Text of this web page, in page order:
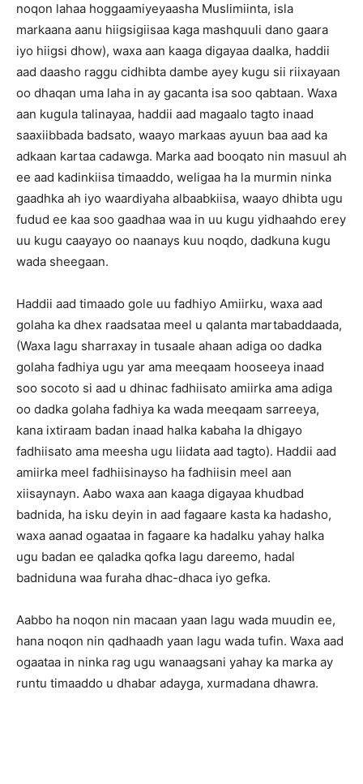
noqon lahaa hoggaamiyeyaasha Muslimiinta, isla
markaana aanu hiigsigiisaa kaga mashquuli dano gaara
iyo hiigsi dhow), waxa aan kaaga digayaa daalka, haddii
aad daasho raggu cidhibta dambe ayey kugu sii riixayaan
oo dhaqan uma laha in ay gacanta isa soo qabtaan. Waxa
aan kugula talinayaa, haddii aad magaalo tagto inaad
saaxiibbada badsato, waayo markaas ayuun baa aad ka
adkaan kartaa cadawga. Marka aad booqato nin masuul ah
ee aad kadinkiisa timaaddo, weligaa ha la murmin ninka
gaadhka ah iyo waardiyaha albaabkiisa, waayo dhibta ugu
fudud ee kaa soo gaadhaa waa in uu kugu yidhaahdo erey
uu kugu caayayo oo naanays kuu noqdo, dadkuna kugu
wada sheegaan.
Haddii aad timaado gole uu fadhiyo Amiirku, waxa aad
golaha ka dhex raadsataa meel u qalanta martabaddaada,
(Waxa lagu sharraxay in tusaale ahaan adiga oo dadka
golaha fadhiya ugu yar ama meeqaam hooseeya inaad
soo socoto si aad u dhinac fadhiisato amiirka ama adiga
oo dadka golaha fadhiya ka wada meeqaam sarreeya,
kana ixtiraam badan inaad halka kabaha la dhigayo
fadhiisato ama meesha ugu liidata aad tagto). Haddii aad
amiirka meel fadhiisinayso ha fadhiisin meel aan
xiisaynayn. Aabo waxa aan kaaga digayaa khudbad
badnida, ha isku deyin in aad fagaare kasta ka hadasho,
waxa aanad ogaataa in fagaare ka hadalku yahay halka
ugu badan ee qaladka qofka lagu dareemo, hadal
badniduna waa furaha dhac-dhaca iyo gefka.
Aabbo ha noqon nin macaan yaan lagu wada muudin ee,
hana noqon nin qadhaadh yaan lagu wada tufin. Waxa aad
ogaataa in ninka rag ugu wanaagsani yahay ka marka ay
runtu timaaddo u dhabar adayga, xurmadana dhawra.